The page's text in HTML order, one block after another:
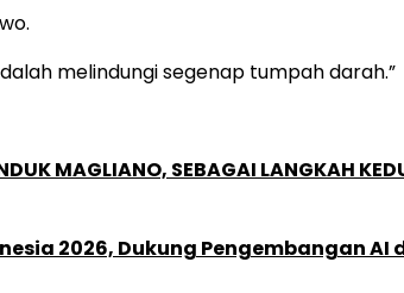
melindungi segenap tumpah darah.”
MAGLIANO, SEBAGAI LANGKAH
2026, Dukung Pengembangan AI